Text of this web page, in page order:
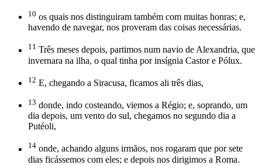
10 os quais nos distinguiram também com muitas honras; e,
havendo de navegar, nos proveram das coisas necessárias.
11 Três meses depois, partimos num navio de Alexandria, que
invernara na ilha, o qual tinha por insígnia Castor e Pólux.
12 E, chegando a Siracusa, ficamos ali três dias,
13 donde, indo costeando, viemos a Régio; e, soprando, um
dia depois, um vento do sul, chegamos no segundo dia a
Putéoli,
14 onde, achando alguns irmãos, nos rogaram que por sete
dias ficássemos com eles; e depois nos dirigimos a Roma.